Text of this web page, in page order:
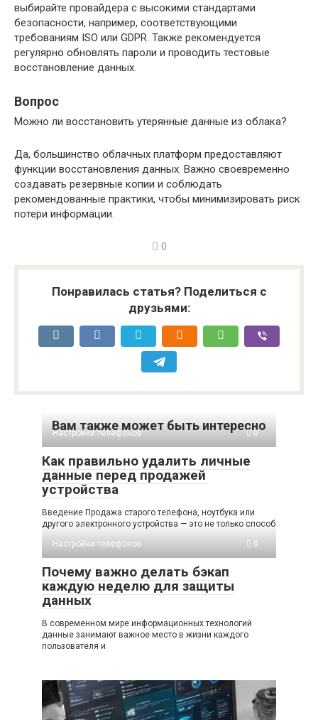
выбирайте провайдера с высокими стандартами
безопасности, например, соответствующими
требованиям ISO или GDPR. Также рекомендуется
регулярно обновлять пароли и проводить тестовые
восстановление данных.
Вопрос
Можно ли восстановить утерянные данные из облака?
Да, большинство облачных платформ предоставляют
функции восстановления данных. Важно своевременно
создавать резервные копии и соблюдать
рекомендованные практики, чтобы минимизировать риск
потери информации.
0
Понравилась статья? Поделиться с
друзьями:
Вам также может быть интересно
Настройки телефонов 0
Как правильно удалить личные
данные перед продажей
устройства
Введение Продажа старого телефона, ноутбука или
другого электронного устройства — это не только способ
Настройки телефонов
0
Почему важно делать бэкап
каждую неделю для защиты
данных
В современном мире информационных технологий
данные занимают важное место в жизни каждого
пользователя и